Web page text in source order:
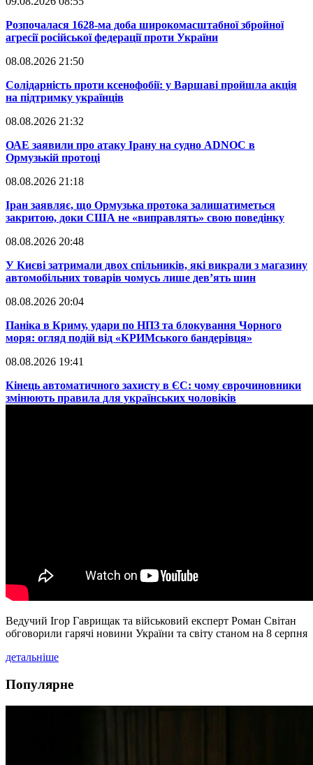
​Розпочалася 1628-ма доба широкомасштабної збройної
агресії російської федерації проти України
08.08.2026 21:50
​Солідарність проти ксенофобії: у Варшаві пройшла акція
на підтримку українців
08.08.2026 21:32
​ОАЕ заявили про атаку Ірану на судно ADNOC в
Ормузькій протоці
08.08.2026 21:18
​Іран заявляє, що Ормузька протока залишатиметься
закритою, доки США не «виправлять» свою поведінку
08.08.2026 20:48
​У Києві затримали двох спільників, які викрали з магазину
автомобільних товарів чомусь лише дев’ять шин
08.08.2026 20:04
Паніка в Криму, удари по НПЗ та блокування Чорного
моря: огляд подій від «КРИМського бандерівця»
08.08.2026 19:41
​Кінець автоматичного захисту в ЄС: чому єврочиновники
змінюють правила для українських чоловіків
Ведучий Ігор Гаврищак та військовий експерт Роман Світан
обговорили гарячі новини України та світу станом на 8 серпня
детальніше
Популярне